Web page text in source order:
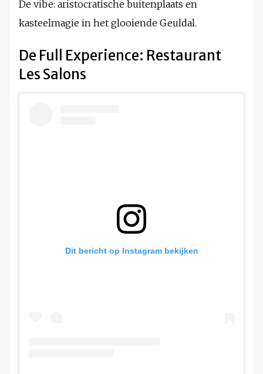
De vibe: aristocratische buitenplaats en
kasteelmagie in het glooiende Geuldal.
De Full Experience: Restaurant
Les Salons
Dit bericht op Instagram bekijken